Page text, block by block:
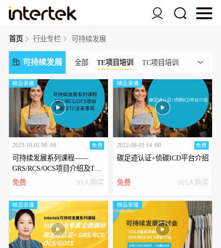
首页 行业专栏 可持续发展
可持续发展 全部 TE项目培训 TC项目培训
碳足迹及其他项目培训
精品录播
2023-10-01 00 :00 免费
可持续发展系列课程——
GRS/RCS/OCS项目介绍及TC
注意事项
免费 93人购买
精品录播
2022-08-01 14 :00 免费
碳足迹认证+侦碳ICD平台介绍
免费 165人购买
精品录播 精品录播